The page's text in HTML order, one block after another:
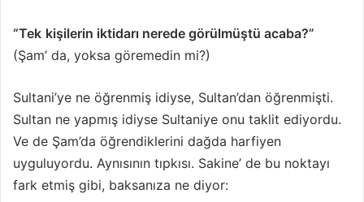
“Tek kişilerin iktidarı nerede görülmüştü acaba?”
(Şam’ da, yoksa göremedin mi?)
Sultani’ye ne öğrenmiş idiyse, Sultan’dan öğrenmişti.
Sultan ne yapmış idiyse Sultaniye onu taklit ediyordu.
Ve de Şam’da öğrendiklerini dağda harfiyen
uyguluyordu. Aynısının tıpkısı. Sakine’ de bu noktayı
fark etmiş gibi, baksanıza ne diyor: